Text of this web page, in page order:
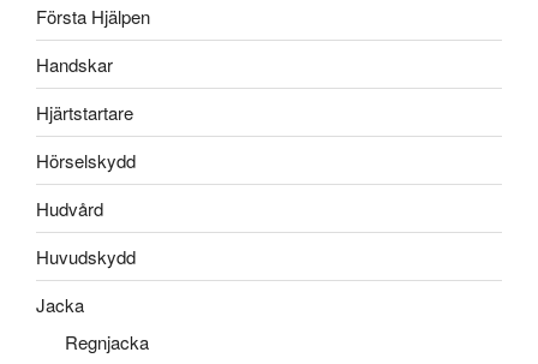
Första Hjälpen
Handskar
Hjärtstartare
Hörselskydd
Hudvård
Huvudskydd
Jacka
Regnjacka